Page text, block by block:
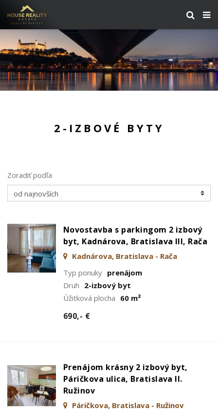
2-IZBOVÉ BYTY
Zoradiť podľa
Novostavba s parkingom 2 izbový
byt, Kadnárova, Bratislava III, Rača
Kadnárova, Bratislava - Rača
Typ ponuky prenájom
Druh 2-izbový byt
Úžitková plocha 60 m²
690,- €
Prenájom krásny 2 izbový byt,
Páričkova ulica, Bratislava II.
Ružinov
Páričkova, Bratislava - Ružinov